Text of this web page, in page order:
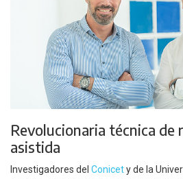
Revolucionaria técnica de
asistida
Investigadores del Conicety de la